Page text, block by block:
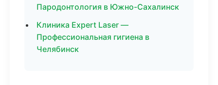
Пародонтология в Южно-Сахалинск
Клиника Expert Laser —
Профессиональная гигиена в
Челябинск